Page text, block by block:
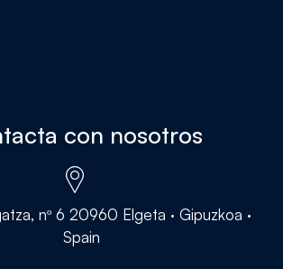
con nosotros
nº 6 20960 Elgeta · Gipuzkoa ·
Spain